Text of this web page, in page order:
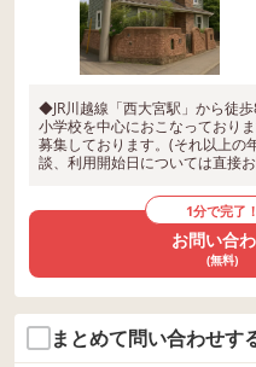
◆JR川越線「西大宮駅」から徒
小学校を中心におこなっており
募集しております。(それ以上
談、利用開始日については直接
1分で完了！
お問い合
(無料)
まとめて問い合わせす